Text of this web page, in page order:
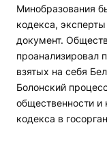
Минобразования
кодекса,
документ.
проанализировал
взятых на себя
Болонский
общественности
кодекса в